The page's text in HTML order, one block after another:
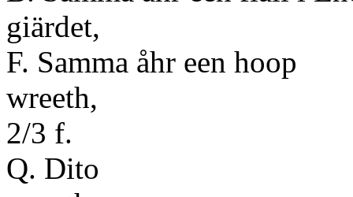
F. Samma åhr een hoop
2/3 f.
Q. Dito